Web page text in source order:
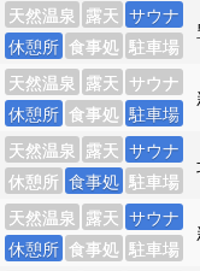
天然温泉 露天 サウナ
休憩所 食事処 駐車場
天然温泉 露天 サウナ
休憩所 食事処 駐車場
天然温泉 露天 サウナ
休憩所 食事処 駐車場
天然温泉 露天 サウナ
休憩所 食事処 駐車場